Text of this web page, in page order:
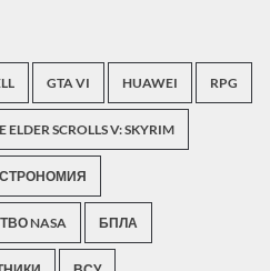
GTA VI HUAWEI RPG
ELDER SCROLLS V: SKYRIM
NASA БПЛА